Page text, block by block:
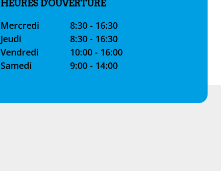
HEURES D'OUVERTURE
Mercredi
8:30 - 16:30
Jeudi
8:30 - 16:30
Vendredi
10:00 - 16:00
Samedi
9:00 - 14:00